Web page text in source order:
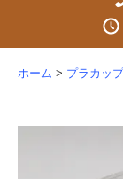
ホーム > プラカップ